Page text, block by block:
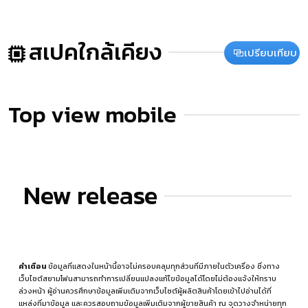
สเปคใกล้เคียง เปรียบเทียบ
Top view mobile
New release
คำเตือนข้อมูลที่แสดงในหน้านี้อาจไม่ครอบคลุมทุกส่วนที่มีภายในตัวเครื่อง ซึ่งทาง
เว็บไซต์สยามโฟนสามารถทำการเปลี่ยนแปลงแก้ไขข้อมูลได้โดยไม่ต้องแจ้งให้ทราบ
ล่วงหน้า ผู้อ่านควรศึกษาข้อมูลเพิ่มเติมจากเว็บไซต์ผู้ผลิตสินค้าโดยเข้าไปอ่านได้ที่
แหล่งที่มาข้อมูล และควรสอบถามข้อมูลเพิ่มเติมจากผู้ขายสินค้า ณ จุดวางจำหน่ายทุก